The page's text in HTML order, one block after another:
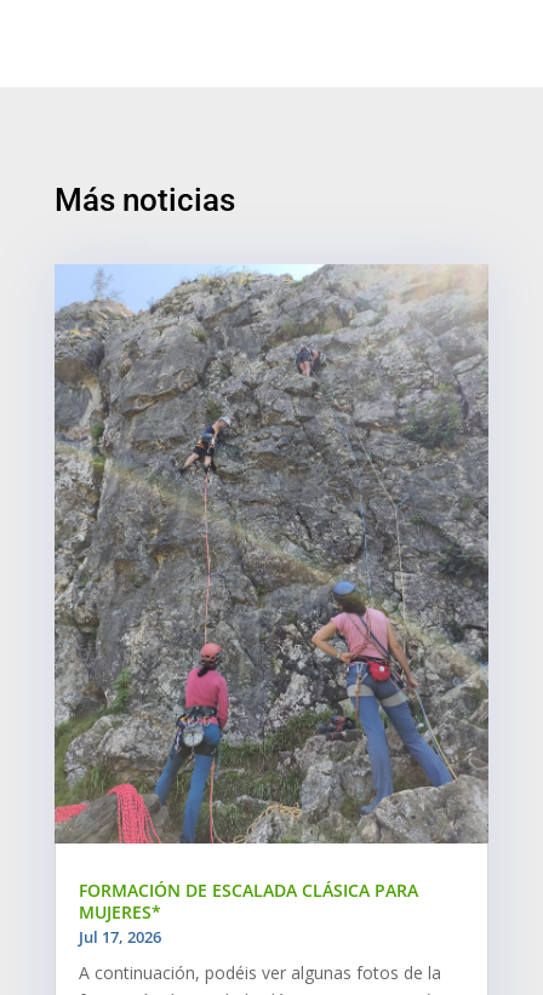
Más noticias
FORMACIÓN DE ESCALADA CLÁSICA PARA
MUJERES*
Jul 17, 2026
A continuación, podéis ver algunas fotos de la